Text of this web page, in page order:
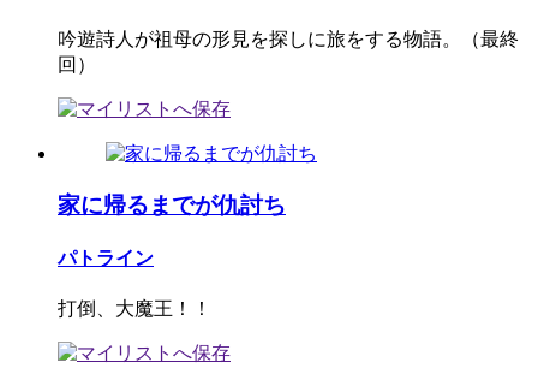
吟遊詩人が祖母の形見を探しに旅をする物語。（最終
回）
家に帰るまでが仇討ち
パトライン
打倒、大魔王！！